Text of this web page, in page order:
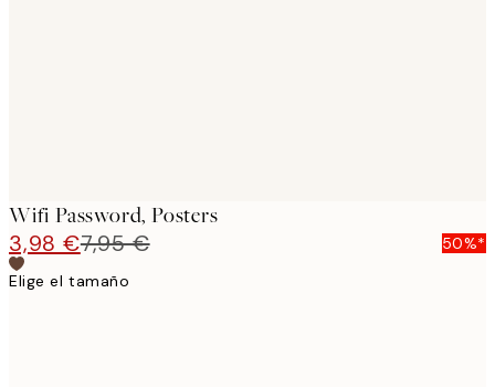
Wifi Password, Posters
3,98 €7,95 €
50%*
Elige el tamaño